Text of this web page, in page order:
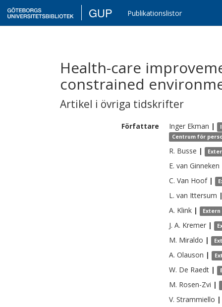
GUP Publikationslistor
Health-care
constrained
Artikel i övriga tidskrifter
Författare Inger Ekman |
Centrum för
R. Busse |
E. van Ginneken
C. Van Hoof |
L. van Ittersum
A. Klink | Extern
J. A. Kremer |
M. Miraldo |
A. Olauson |
W. De Raedt |
M. Rosen-Zvi |
V. Strammiello |